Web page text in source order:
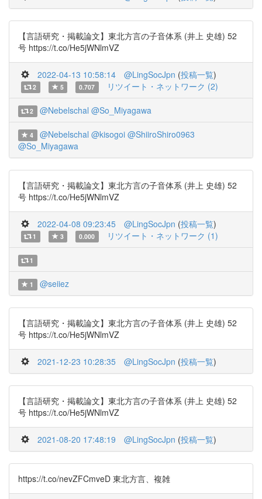
【言語研究・掲載論文】東北方言の子音体系 (井上 史雄) 52
号 https://t.co/He5jWNlmVZ
2022-04-13 10:58:14 @LingSocJpn (投稿一覧)
2 5 0.707 リツイート・ネットワーク (2)
2 @Nebelschal @So_Miyagawa
4 @Nebelschal @kisogoi @ShiiroShiro0963
@So_Miyagawa
【言語研究・掲載論文】東北方言の子音体系 (井上 史雄) 52
号 https://t.co/He5jWNlmVZ
2022-04-08 09:23:45 @LingSocJpn (投稿一覧)
1 3 0.000 リツイート・ネットワーク (1)
1
1 @seiiez
【言語研究・掲載論文】東北方言の子音体系 (井上 史雄) 52
号 https://t.co/He5jWNlmVZ
2021-12-23 10:28:35 @LingSocJpn (投稿一覧)
【言語研究・掲載論文】東北方言の子音体系 (井上 史雄) 52
号 https://t.co/He5jWNlmVZ
2021-08-20 17:48:19 @LingSocJpn (投稿一覧)
https://t.co/nevZFCmveD 東北方言、複雑